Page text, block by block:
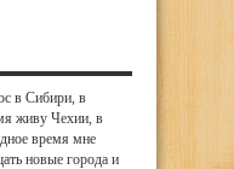
в Сибири, в
живу Чехии, в
время мне
новые города и